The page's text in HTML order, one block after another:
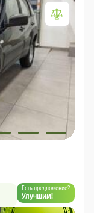
Есть предложение?
Улучшим!